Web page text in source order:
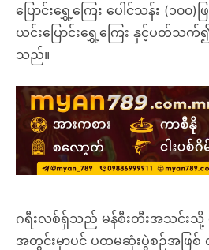
ပြောင်းရွှေ့ကြေး ပေါင်သန်း (၁၀၀)ဖ
ယင်းပြောင်းရွှေ့ကြေး နှင့်ပတ်သက်
သည်။
ဂရီးလစ်ရှ်သည် မန်စီးတီးအသင်းသို့
အတွင်းမှာပင် ပထမဆုံးပွဲစဉ်အဖြ